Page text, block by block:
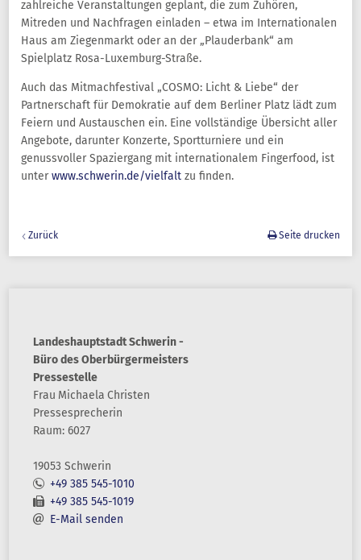
zahlreiche Veranstaltungen geplant, die zum Zuhören,
Mitreden und Nachfragen einladen – etwa im Internationalen
Haus am Ziegenmarkt oder an der „Plauderbank“ am
Spielplatz Rosa-Luxemburg-Straße.
Auch das Mitmachfestival „COSMO: Licht & Liebe“ der
Partnerschaft für Demokratie auf dem Berliner Platz lädt zum
Feiern und Austauschen ein. Eine vollständige Übersicht aller
Angebote, darunter Konzerte, Sportturniere und ein
genussvoller Spaziergang mit internationalem Fingerfood, ist
unterwww.schwerin.de/vielfalt zu finden.
Zurück Seite drucken
Landeshauptstadt Schwerin -
Büro des Oberbürgermeisters
Pressestelle
Frau Michaela Christen
Pressesprecherin
Raum: 6027
19053 Schwerin
+49 385 545-1010
+49 385 545-1019
E-Mail senden